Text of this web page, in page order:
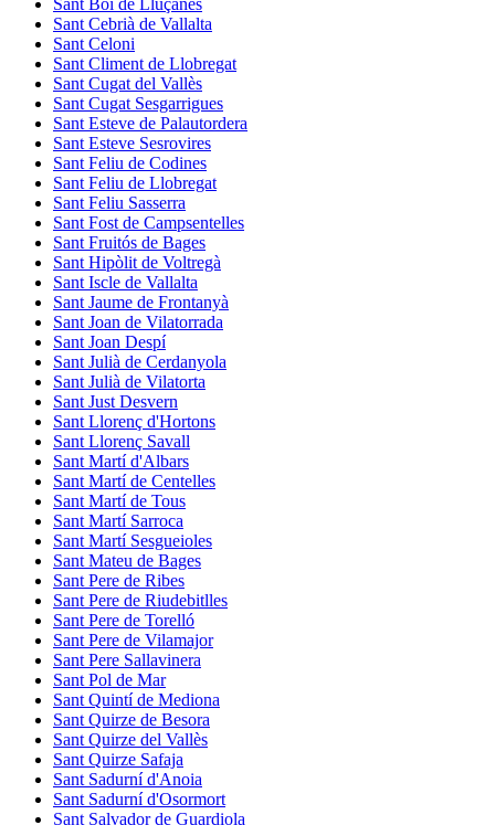
Sant Cebrià de Vallalta
Sant Celoni
Sant Climent de Llobregat
Sant Cugat del Vallès
Sant Cugat Sesgarrigues
Sant Esteve de Palautordera
Sant Esteve Sesrovires
Sant Feliu de Codines
Sant Feliu de Llobregat
Sant Feliu Sasserra
Sant Fost de Campsentelles
Sant Fruitós de Bages
Sant Hipòlit de Voltregà
Sant Iscle de Vallalta
Sant Jaume de Frontanyà
Sant Joan de Vilatorrada
Sant Joan Despí
Sant Julià de Cerdanyola
Sant Julià de Vilatorta
Sant Just Desvern
Sant Llorenç d'Hortons
Sant Llorenç Savall
Sant Martí d'Albars
Sant Martí de Centelles
Sant Martí de Tous
Sant Martí Sarroca
Sant Martí Sesgueioles
Sant Mateu de Bages
Sant Pere de Ribes
Sant Pere de Riudebitlles
Sant Pere de Torelló
Sant Pere de Vilamajor
Sant Pere Sallavinera
Sant Pol de Mar
Sant Quintí de Mediona
Sant Quirze de Besora
Sant Quirze del Vallès
Sant Quirze Safaja
Sant Sadurní d'Anoia
Sant Sadurní d'Osormort
Sant Salvador de Guardiola